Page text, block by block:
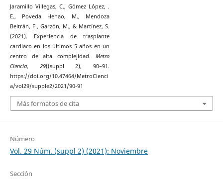
Jaramillo Villegas, C., Gómez López, .
E., Poveda Henao, M., Mendoza
Beltrán, F., Garzón, M., & Martínez, S.
(2021). Experiencia de trasplante
cardiaco en los últimos 5 años en un
centro de alta complejidad. Metro
Ciencia, 29((suppl 2), 90–91.
https://doi.org/10.47464/MetroCienci
a/vol29/supple2/2021/90-91
Más formatos de cita
Número
Vol. 29 Núm. (suppl 2) (2021): Noviembre
Sección